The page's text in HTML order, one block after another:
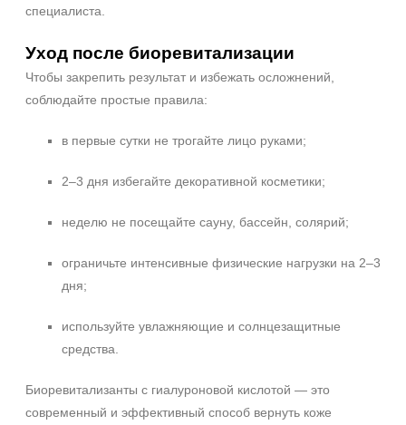
специалиста.
Уход после биоревитализации
Чтобы закрепить результат и избежать осложнений,
соблюдайте простые правила:
в первые сутки не трогайте лицо руками;
2–3 дня избегайте декоративной косметики;
неделю не посещайте сауну, бассейн, солярий;
ограничьте интенсивные физические нагрузки на 2–3
дня;
используйте увлажняющие и солнцезащитные
средства.
Биоревитализанты с гиалуроновой кислотой — это
современный и эффективный способ вернуть коже